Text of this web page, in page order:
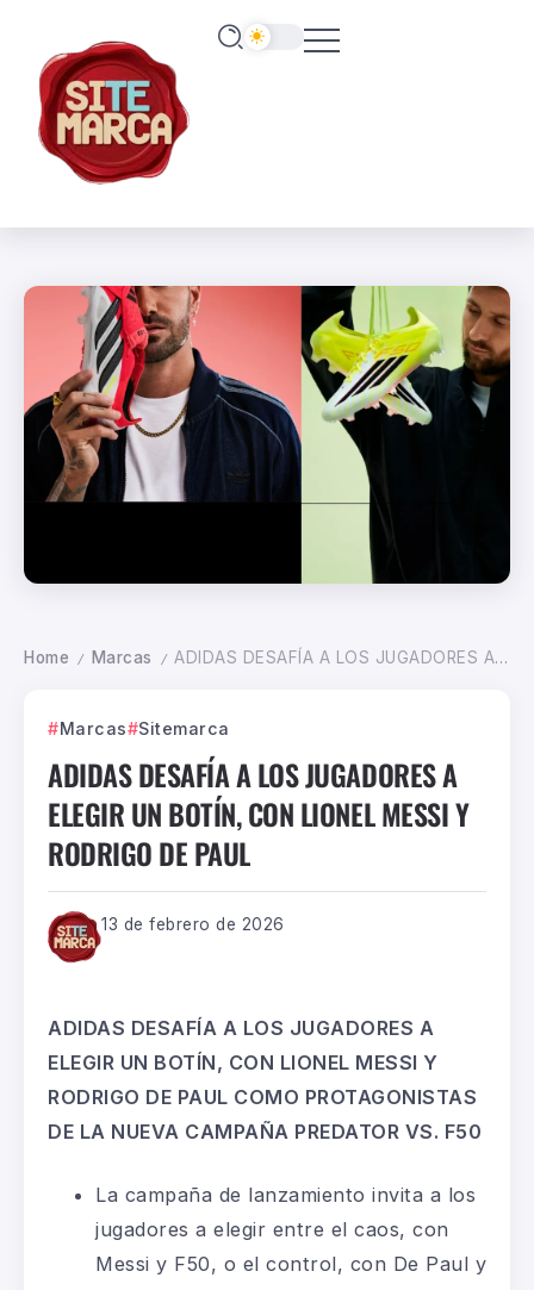
Home / Marcas / ADIDAS DESAFÍA A LOS JUGADORES A ELEGIR UN BOTÍN, CON LIONEL MESSI Y RODRIGO DE PAUL
Marcas Sitemarca
ADIDAS DESAFÍA A LOS JUGADORES A
ELEGIR UN BOTÍN, CON LIONEL MESSI Y
RODRIGO DE PAUL
13 de febrero de 2026
ADIDAS DESAFÍA A LOS JUGADORES A
ELEGIR UN BOTÍN, CON LIONEL MESSI Y
RODRIGO DE PAUL COMO PROTAGONISTAS
DE LA NUEVA CAMPAÑA PREDATOR VS. F50
La campaña de lanzamiento invita a los
jugadores a elegir entre el caos, con
Messi y F50, o el control, con De Paul y